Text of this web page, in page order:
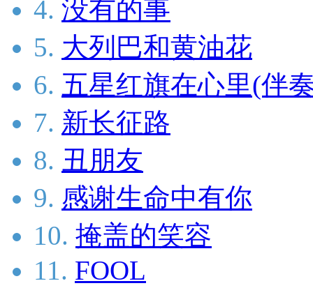
4. 没有的事
5. 大列巴和黄油花
6. 五星红旗在心里(伴
7. 新长征路
8. 丑朋友
9. 感谢生命中有你
10. 掩盖的笑容
11. FOOL